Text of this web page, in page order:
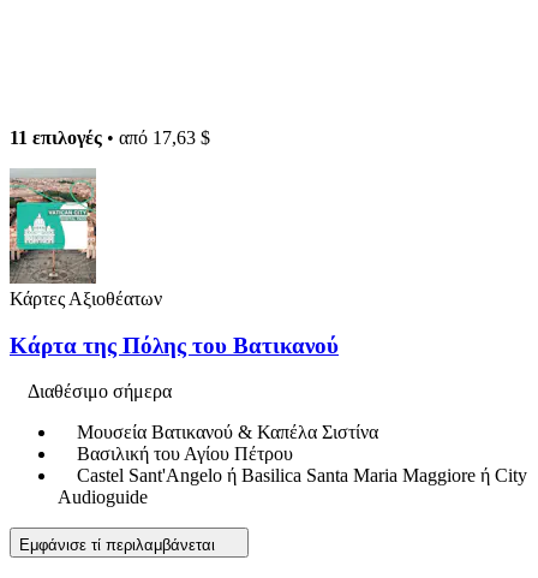
11 επιλογές • από 17,63 $
Κάρτες Αξιοθέατων
Κάρτα της Πόλης του Βατικανού
Διαθέσιμο σήμερα
Μουσεία Βατικανού & Καπέλα Σιστίνα
Βασιλική του Αγίου Πέτρου
Castel Sant'Angelo ή Basilica Santa Maria Maggiore ή City
Audioguide
Εμφάνισε τί περιλαμβάνεται